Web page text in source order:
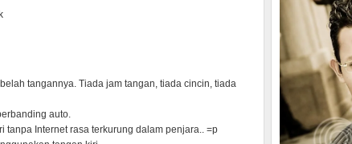
tangannya. Tiada jam tangan, tiada cincin, tiada
auto.
tanpa Internet rasa terkurung dalam penjara.. =p